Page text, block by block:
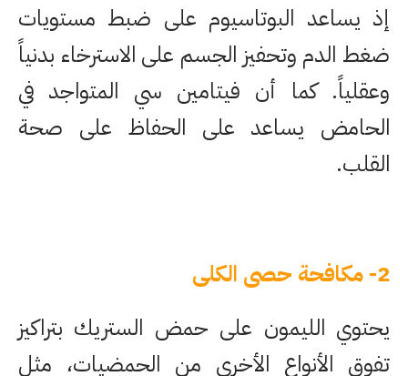
إذ يساعد البوتاسيوم على ضبط مستويات
ضغط الدم وتحفيز الجسم على الاسترخاء بدنياً
وعقلياً. كما أن فيتامين سي المتواجد في
الحامض يساعد على الحفاظ على صحة
القلب.
2- مكافحة حصى الكلى
يحتوي الليمون على حمض الستريك بتراكيز
تفوق الأنواع الأخرى من الحمضيات، مثل